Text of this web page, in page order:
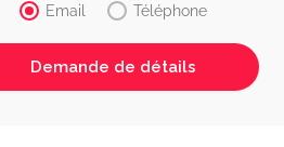
Email
Téléphone